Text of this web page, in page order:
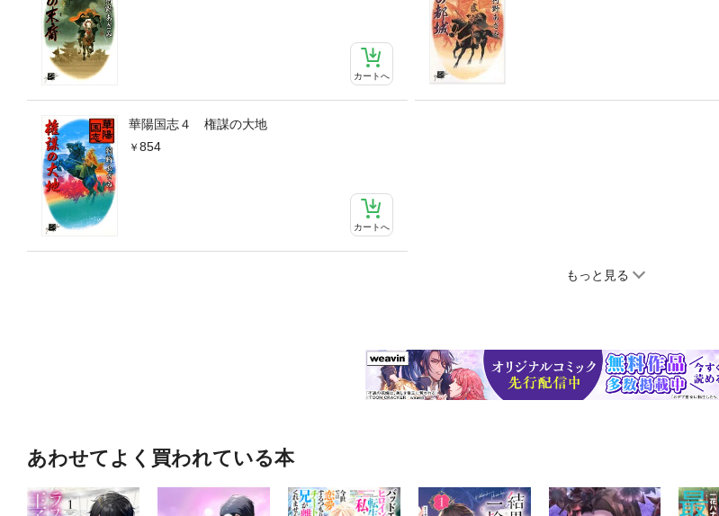
カートへ
華陽国志４ 権謀の大地
854
カートへ
もっと見る
あわせてよく買われている本